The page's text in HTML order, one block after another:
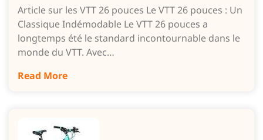
Article sur les VTT 26 pouces Le VTT 26 pouces : Un
Classique Indémodable Le VTT 26 pouces a
longtemps été le standard incontournable dans le
monde du VTT. Avec…
Read More